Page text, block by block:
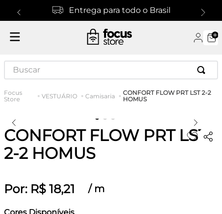
Entrega para todo o Brasil
Buscar
VESTUÁRIO Camisaria
CONFORT FLOW PRT LST 2-2
HOMUS
CONFORT FLOW PRT LST
2-2 HOMUS
Por: R$ 18,21 / m